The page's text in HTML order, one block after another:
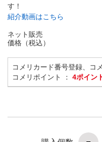
す！
紹介動画はこちら
ネット販売
価格（税込）
コメリカード番号登録、コ
コメリポイント ： 4ポイン